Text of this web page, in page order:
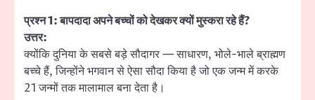
प्रश्न 1: बापदादा अपने बच्चों को देखकर क्यों मुस्करा रहे हैं?
उत्तर:
क्योंकि दुनिया के सबसे बड़े सौदागर — साधारण, भोले-भाले ब्राह्मण
बच्चे हैं, जिन्होंने भगवान से ऐसा सौदा किया है जो एक जन्म में करके
21 जन्मों तक मालामाल बना देता है।